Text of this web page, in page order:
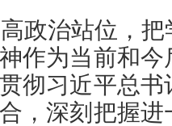
政治站位，
作为当前和
彻习近平总
，深刻把握